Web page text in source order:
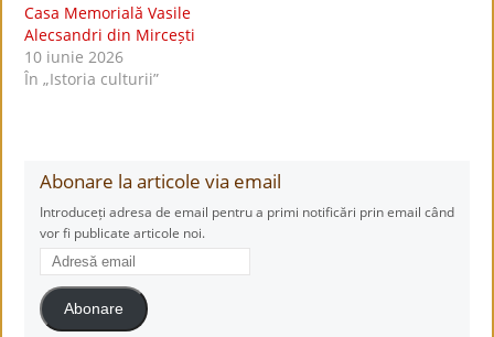
Casa Memorială Vasile
Alecsandri din Mircești
10 iunie 2026
În „Istoria culturii”
Abonare la articole via email
Introduceți adresa de email pentru a primi notificări prin email când
vor fi publicate articole noi.
Adresă
email
Abonare